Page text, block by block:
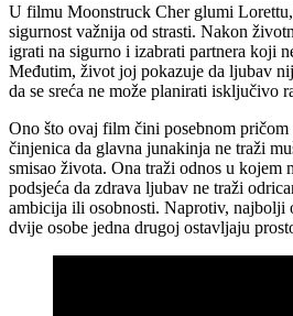
U filmu Moonstruck Cher glumi
sigurnost važnija od strasti. Nakon
igrati na sigurno i izabrati partnera koji
Međutim, život joj pokazuje da ljubav
da se sreća ne može planirati isključivo
Ono što ovaj film čini posebnom pričom
činjenica da glavna junakinja ne traži
smisao života. Ona traži odnos u kojem
podsjeća da zdrava ljubav ne traži
ambicija ili osobnosti. Naprotiv, najbolji
dvije osobe jedna drugoj ostavljaju